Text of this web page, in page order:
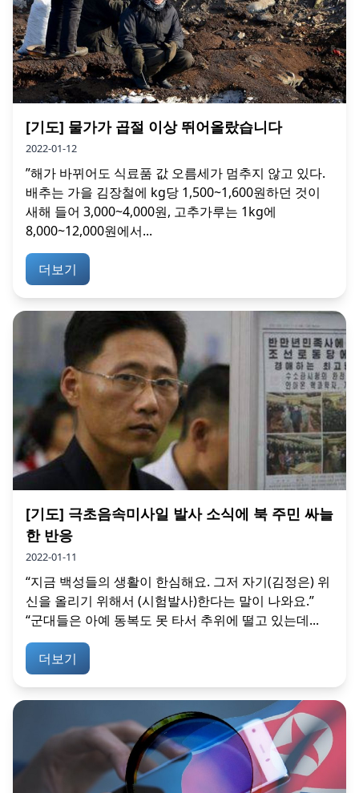
[기도] 물가가 곱절 이상 뛰어올랐습니다
2022-01-12
”해가 바뀌어도 식료품 값 오름세가 멈추지 않고 있다.
배추는 가을 김장철에 kg당 1,500~1,600원하던 것이
새해 들어 3,000~4,000원, 고추가루는 1kg에
8,000~12,000원에서...
더보기
[기도] 극초음속미사일 발사 소식에 북 주민 싸늘
한 반응
2022-01-11
“지금 백성들의 생활이 한심해요. 그저 자기(김정은) 위
신을 올리기 위해서 (시험발사)한다는 말이 나와요.”
“군대들은 아예 동복도 못 타서 추위에 떨고 있는데...
더보기